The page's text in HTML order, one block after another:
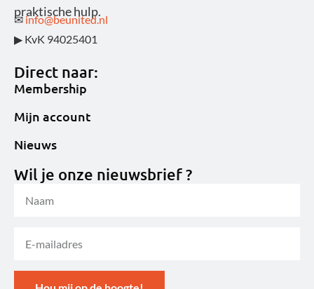
praktische hulp.
✉ info@beunited.nl
▶ KvK 94025401
Direct naar:
Membership
Mijn account
Nieuws
Wil je onze nieuwsbrief ?